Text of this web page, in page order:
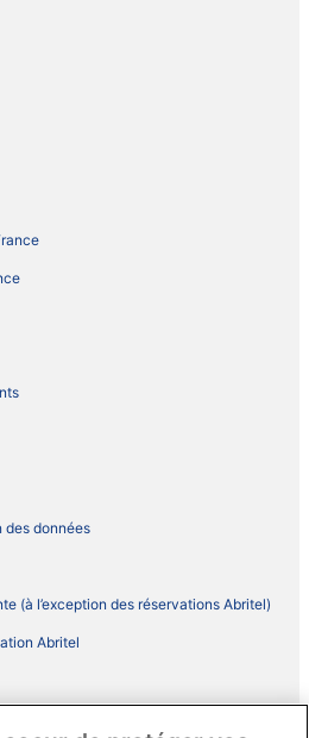
des données
(à l’exception des réservations Abritel)
Abritel